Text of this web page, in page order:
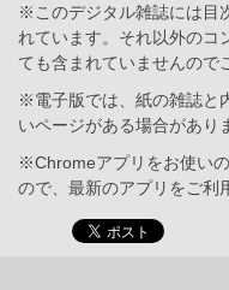
※このデジタル雑誌には目
れています。それ以外のコ
ても含まれていませんので
※電子版では、紙の雑誌と
いページがある場合があり
※Chromeアプリをお使い
ので、最新のアプリをご利